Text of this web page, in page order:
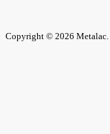
Copyright © 2026 Metalac.